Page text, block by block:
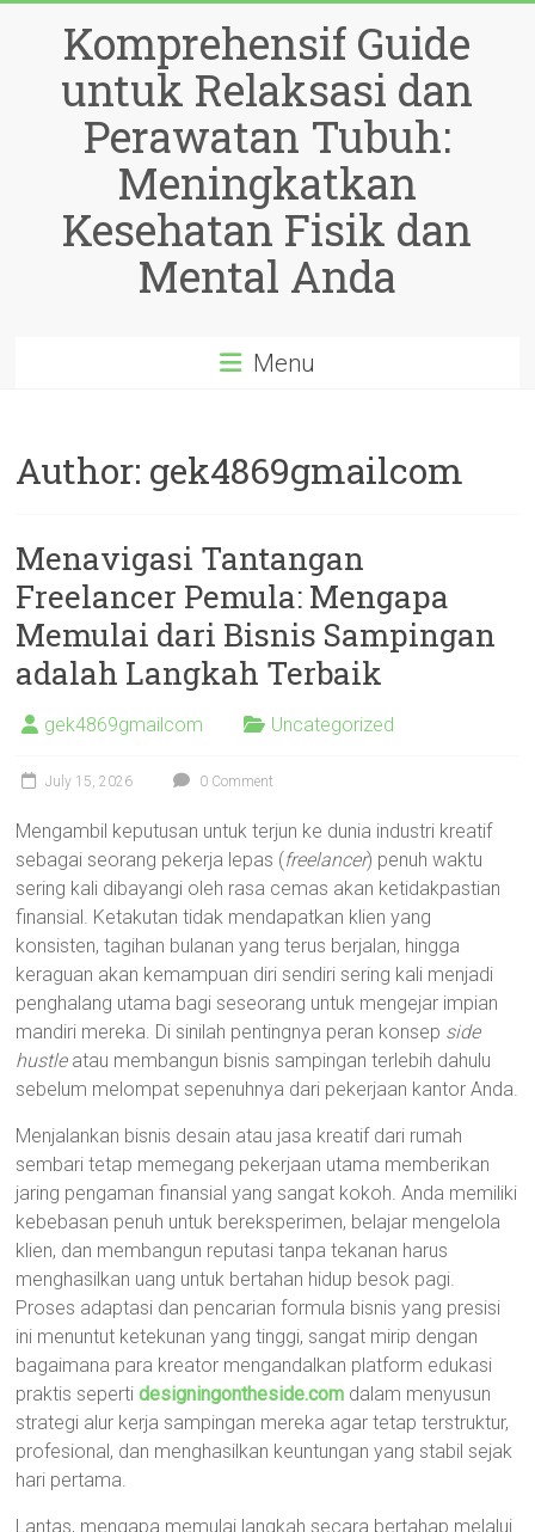
Komprehensif Guide
untuk Relaksasi dan
Perawatan Tubuh:
Meningkatkan
Kesehatan Fisik dan
Mental Anda
Menu
Author: gek4869gmailcom
Menavigasi Tantangan
Freelancer Pemula: Mengapa
Memulai dari Bisnis Sampingan
adalah Langkah Terbaik
gek4869gmailcom Uncategorized
July 15, 2026 0 Comment
Mengambil keputusan untuk terjun ke dunia industri kreatif
sebagai seorang pekerja lepas (freelancer) penuh waktu
sering kali dibayangi oleh rasa cemas akan ketidakpastian
finansial. Ketakutan tidak mendapatkan klien yang
konsisten, tagihan bulanan yang terus berjalan, hingga
keraguan akan kemampuan diri sendiri sering kali menjadi
penghalang utama bagi seseorang untuk mengejar impian
mandiri mereka. Di sinilah pentingnya peran konsep side
hustleatau membangun bisnis sampingan terlebih dahulu
sebelum melompat sepenuhnya dari pekerjaan kantor Anda.
Menjalankan bisnis desain atau jasa kreatif dari rumah
sembari tetap memegang pekerjaan utama memberikan
jaring pengaman finansial yang sangat kokoh. Anda memiliki
kebebasan penuh untuk bereksperimen, belajar mengelola
klien, dan membangun reputasi tanpa tekanan harus
menghasilkan uang untuk bertahan hidup besok pagi.
Proses adaptasi dan pencarian formula bisnis yang presisi
ini menuntut ketekunan yang tinggi, sangat mirip dengan
bagaimana para kreator mengandalkan platform edukasi
praktis sepertidesigningontheside.com dalam menyusun
strategi alur kerja sampingan mereka agar tetap terstruktur,
profesional, dan menghasilkan keuntungan yang stabil sejak
hari pertama.
Lantas, mengapa memulai langkah secara bertahap melalui